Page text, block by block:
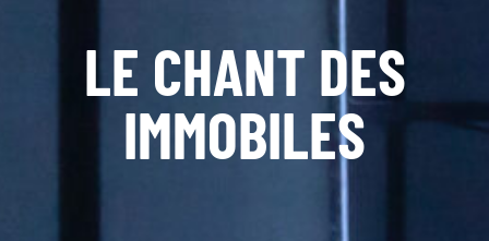
LE CHANT DES
IMMOBILES